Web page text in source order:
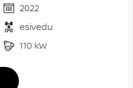
2022
esivedu
110 kW